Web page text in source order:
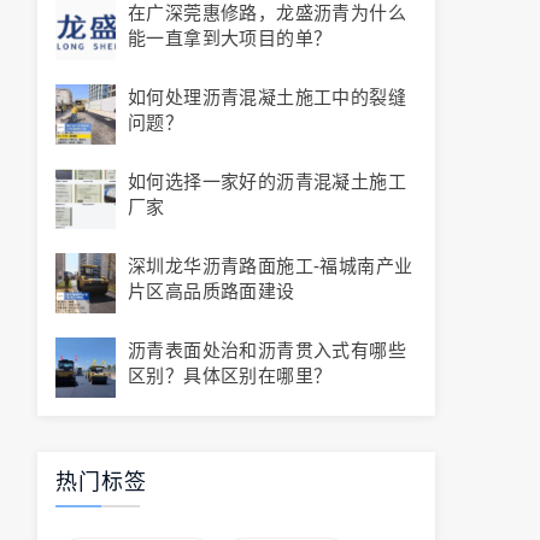
在广深莞惠修路，龙盛沥青为什么
能一直拿到大项目的单？
如何处理沥青混凝土施工中的裂缝
问题？
如何选择一家好的沥青混凝土施工
厂家
深圳龙华沥青路面施工-福城南产业
片区高品质路面建设
沥青表面处治和沥青贯入式有哪些
区别？具体区别在哪里？
热门标签